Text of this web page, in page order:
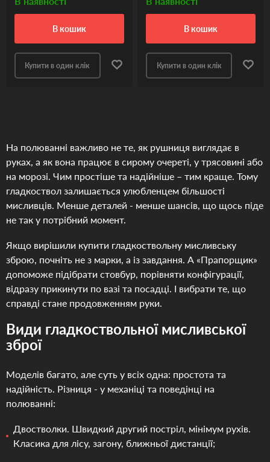
в кошик
Купити в один клік
в кошик
Купити в один клік
На полюванні важливо не те, як рушниця виглядає в
руках, а як вона працює в сирому очереті, у трясовині або
на морозі. Чим простіше та надійніше – тим краще. Тому
гладкоствол залишається улюбленцем більшості
мисливців. Менше деталей - менше шансів, що щось піде
не так у потрібний момент.
Якщо вирішили купити гладкоствольну мисливську
зброю, почніть не з марки, а із завдання. А «Прапорщик»
допоможе підібрати стовбур, порівняти конфігурації,
відразу прикинути по вазі та посадці. І вибрати те, що
справді стане продовженням руки.
Види гладкоствольної мисливської
зброї
Моделів багато, але суть у всіх одна: простота та
надійність. Різниця - у механіці та поведінці на
полюванні:
Двостволки. Швидкий другий постріл, мінімум рухів.
Класика для лісу, загону, ближньої дистанції;